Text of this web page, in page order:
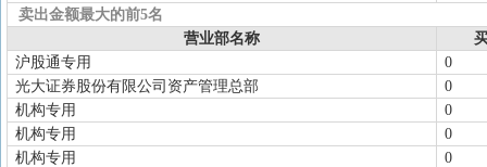
卖出金额最大的前5名
营业部名称
沪股通专用
0
光大证券股份有限公司资产管理总部
0
机构专用
0
机构专用
0
机构专用
0